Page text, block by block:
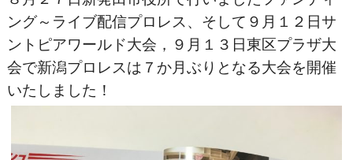
ング～ライブ配信プロレス、そして９月１２日サ
ントピアワールド大会，９月１３日東区プラザ大
会で新潟プロレスは７か月ぶりとなる大会を開催
いたしました！